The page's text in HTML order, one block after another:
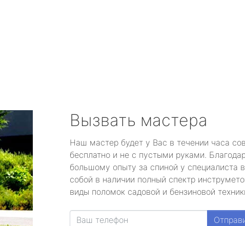
Вызвать мастера
Наш мастер будет у Вас в течении часа
бесплатно и не с пустыми руками.
большому опыту за спиной у специалиста
собой в наличии полный спектр
виды поломок садовой и бензиновой